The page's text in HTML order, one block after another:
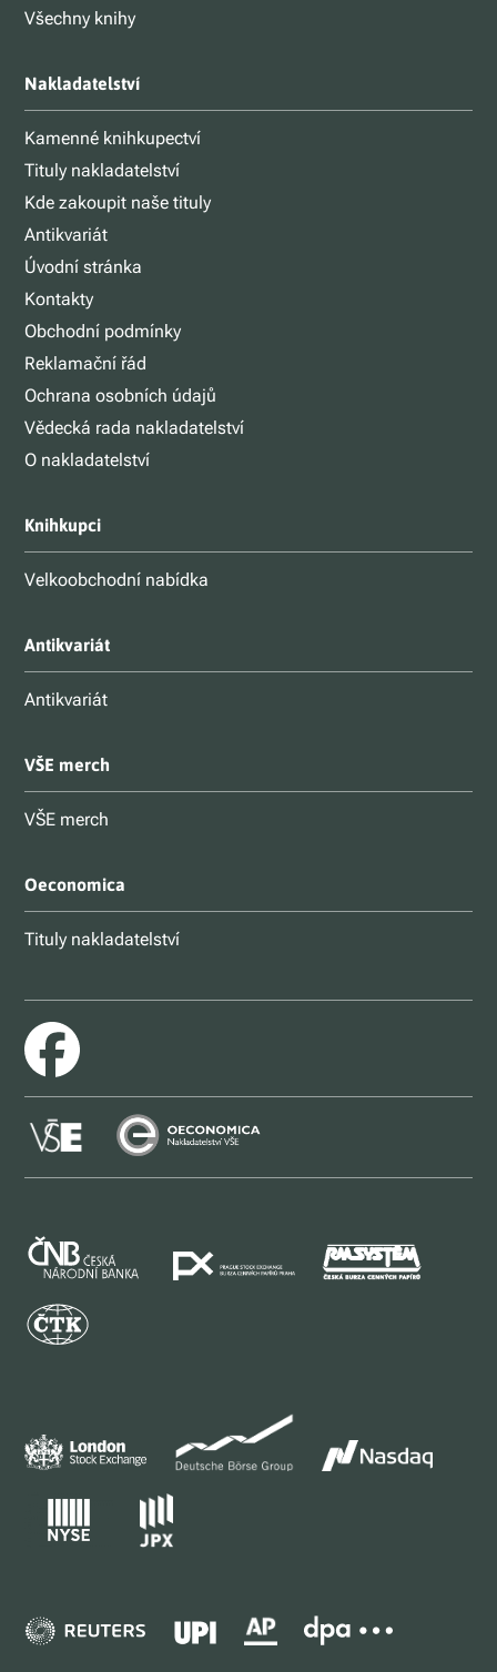
Všechny knihy
Nakladatelství
Kamenné knihkupectví
Tituly nakladatelství
Kde zakoupit naše tituly
Antikvariát
Úvodní stránka
Kontakty
Obchodní podmínky
Reklamační řád
Ochrana osobních údajů
Vědecká rada nakladatelství
O nakladatelství
Knihkupci
Velkoobchodní nabídka
Antikvariát
Antikvariát
VŠE merch
VŠE merch
Oeconomica
Tituly nakladatelství